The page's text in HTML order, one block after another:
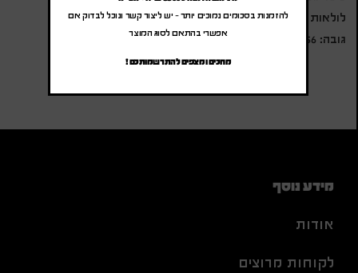
לולאות עבור מקלות הליכה
גובה: 56 ס"מ, רוחב: 28 ס"מ, עומק: 18 ס"מ, נפח: כ-30 ל'
מידע נוסף
אודות
לקוחות מרוצים
להזמנות בסכומים נמוכים יותר – יש ליצור קשר ונוכל לבדוק אם
אפשרי בהתאם לסוג המוצר
מחכים ומצפים להתרשמותכם !